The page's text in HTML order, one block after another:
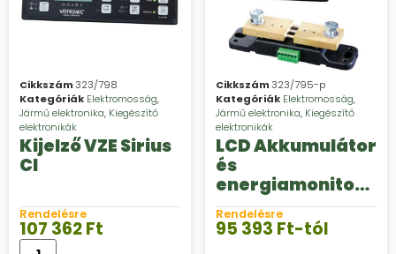
Cikkszám 323/798
Kategóriák Elektromosság,
Jármű elektronika, Kiegészítő
elektronikák
Kijelző VZE Sirius
CI
Rendelésre
107 362Ft
Cikkszám 323/795-p
Kategóriák Elektromosság,
Jármű elektronika, Kiegészítő
elektronikák
LCD Akkumulátor
és
energiamonitor
CI készlet
Rendelésre
95 393 Ft-tól